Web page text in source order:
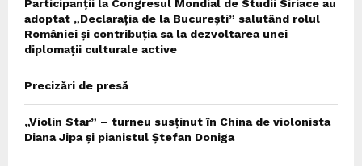
Participanții la Congresul Mondial de Studii Siriace au
adoptat „Declarația de la București” salutând rolul
României și contribuția sa la dezvoltarea unei
diplomații culturale active
Precizări de presă
„Violin Star” – turneu susținut în China de violonista
Diana Jipa și pianistul Ștefan Doniga